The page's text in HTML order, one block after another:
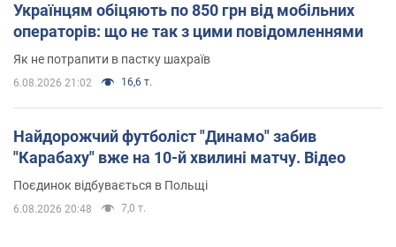
Українцям обіцяють по 850 грн від мобільних
операторів: що не так з цими повідомленнями
Як не потрапити в пастку шахраїв
6.08.2026 21:02 16,6 т.
Найдорожчий футболіст "Динамо" забив
"Карабаху" вже на 10-й хвилині матчу. Відео
Поєдинок відбувається в Польщі
6.08.2026 20:48 7,0 т.